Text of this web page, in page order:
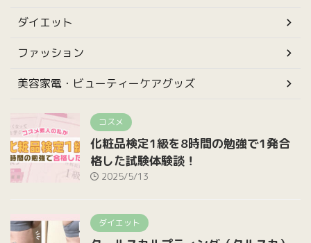
ダイエット
ファッション
美容家電・ビューティーケアグッズ
コスメ
化粧品検定1級を8時間の勉強で1発合
格した試験体験談！
2025/5/13
ダイエット